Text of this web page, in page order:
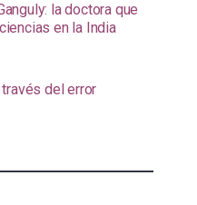
la doctora que
en la India
del error